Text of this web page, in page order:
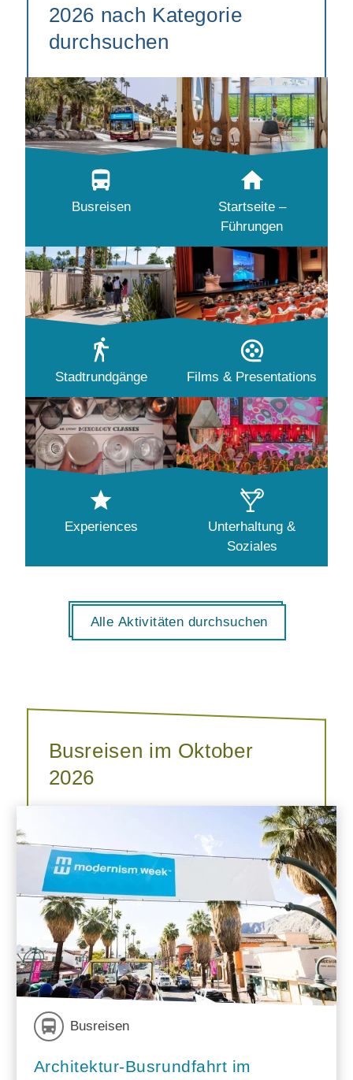
2026 nach Kategorie
durchsuchen
Busreisen
Startseite –
Führungen
Stadtrundgänge Films & Presentations
Experiences
Unterhaltung &
Soziales
Alle Aktivitäten durchsuchen
Busreisen im Oktober
2026
Busreisen
Architektur-Busrundfahrt im